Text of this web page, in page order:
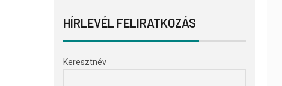
HÍRLEVÉL FELIRATKOZÁS
Keresztnév